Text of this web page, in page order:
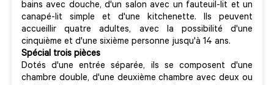
bains avec douche, d'un salon avec un fauteuil-lit et un
canapé-lit simple et d'une kitchenette. Ils peuvent
accueillir quatre adultes, avec la possibilité d'une
cinquième et d'une sixième personne jusqu'à 14 ans.
Spécial trois pièces
Dotés d'une entrée séparée, ils se composent d'une
chambre double, d'une deuxième chambre avec deux ou